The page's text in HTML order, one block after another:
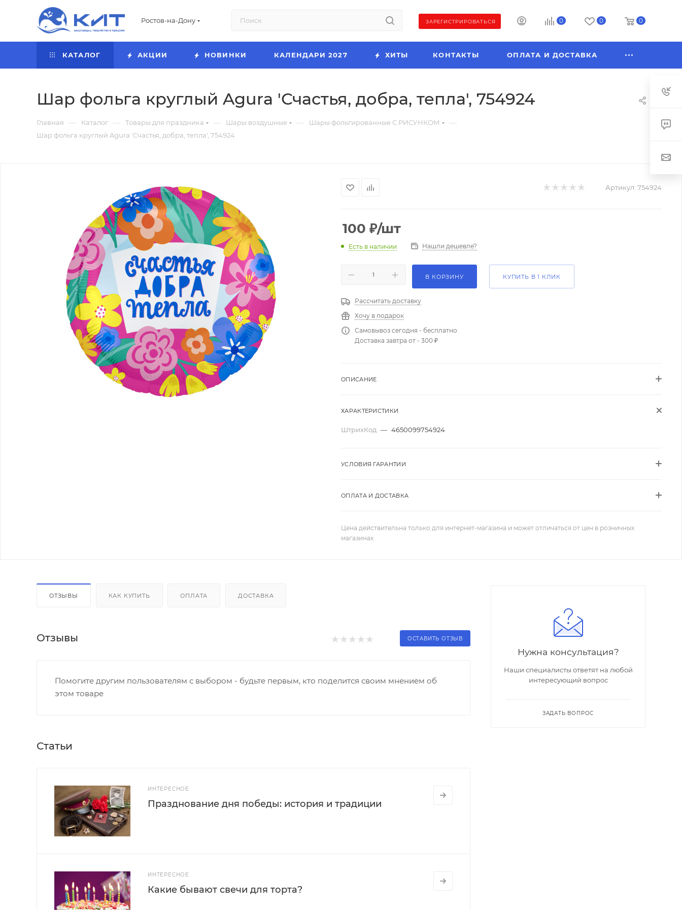
Ростов-на-Дону ЗАРЕГИСТРИРОВАТЬСЯ 0 0 0
КАТАЛОГ АКЦИИ НОВИНКИ КАЛЕНДАРИ 2027 ХИТЫ КОНТАКТЫ ОПЛАТА И ДОСТАВКА
Шар фольга круглый Agura 'Счастья, добра, тепла', 754924
Главная — Каталог — Товары для праздника — Шары воздушные — Шары фольгированные С РИСУНКОМ —
Шар фольга круглый Agura 'Счастья, добра, тепла', 754924
Артикул: 754924
100 ₽/шт
Есть в наличии Нашли дешевле?
В КОРЗИНУ КУПИТЬ В 1 КЛИК
Рассчитать доставку
Хочу в подарок
Самовывоз сегодня - бесплатно
Доставка завтра от - 300 ₽
ОПИСАНИЕ
ХАРАКТЕРИСТИКИ
ШтрихКод — 4650099754924
УСЛОВИЯ ГАРАНТИИ
ОПЛАТА И ДОСТАВКА
Цена действительна только для интернет-магазина и может отличаться от цен в розничных
магазинах
ОТЗЫВЫ КАК КУПИТЬ ОПЛАТА ДОСТАВКА
Отзывы ОСТАВИТЬ ОТЗЫВ
Помогите другим пользователям с выбором - будьте первым, кто поделится своим мнением об
этом товаре
Статьи
ИНТЕРЕСНОЕ
Празднование дня победы: история и традиции
ИНТЕРЕСНОЕ
Какие бывают свечи для торта?
Нужна консультация?
Наши специалисты ответят на любой
интересующий вопрос
ЗАДАТЬ ВОПРОС